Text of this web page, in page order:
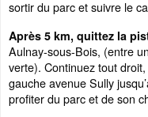
sortir du parc et suivre le
Après 5 km, quittez la
Aulnay-sous-Bois, (entre
verte). Continuez tout
gauche avenue Sully
profiter du parc et de son